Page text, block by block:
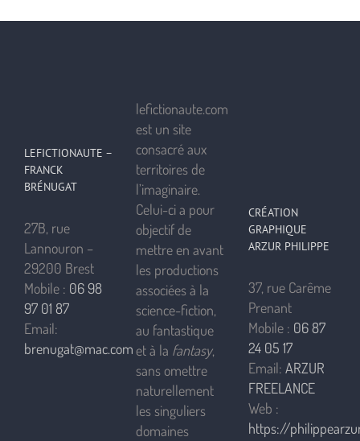
LEFICTIONAUTE –
FRANCK
BRÉNUGAT
27B, rue
Lannouron –
29200 Brest
Mobile : 06 98
97 01 87
Email:
brenugat@mac.com
lefictionaute.com
est un site
consacré aux
territoires de
l’imaginaire.
Celui-ci a pour
objectif de
mettre en avant
les productions
associées à la
science-fiction,
au fantastique
et à la fantasy,
sans omettre
naturellement
les singuliers
domaines
CRÉATION
GRAPHIQUE
ARZUR PHILIPPE
37, rue Carême
Prenant
Mobile : 06 87
24 05 17
Email: ARZUR
FREELANCE
Web :
https://